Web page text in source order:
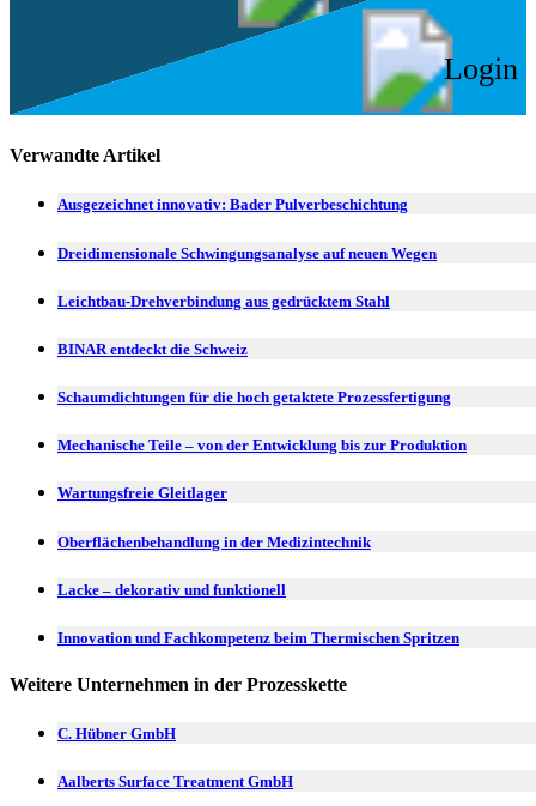
Login
Verwandte Artikel
Ausgezeichnet innovativ: Bader Pulverbeschichtung
Dreidimensionale Schwingungsanalyse auf neuen Wegen
Leichtbau-Drehverbindung aus gedrücktem Stahl
BINAR entdeckt die Schweiz
Schaumdichtungen für die hoch getaktete Prozessfertigung
Mechanische Teile – von der Entwicklung bis zur Produktion
Wartungsfreie Gleitlager
Oberflächenbehandlung in der Medizintechnik
Lacke – dekorativ und funktionell
Innovation und Fachkompetenz beim Thermischen Spritzen
Weitere Unternehmen in der Prozesskette
C. Hübner GmbH
Aalberts Surface Treatment GmbH